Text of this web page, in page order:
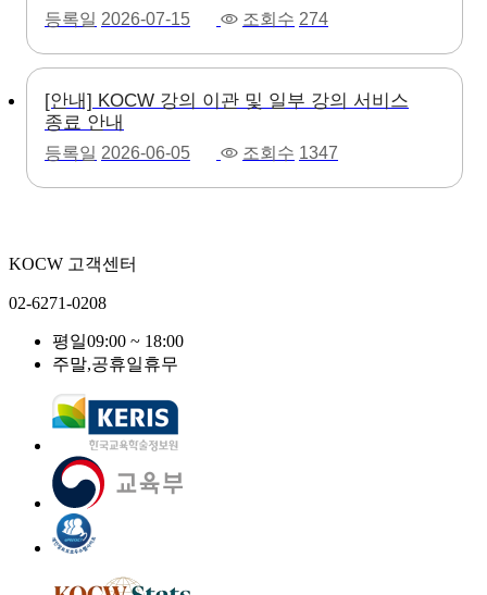
등록일 2026-07-15 조회수 274
[안내] KOCW 강의 이관 및 일부 강의 서비스
종료 안내
등록일 2026-06-05 조회수 1347
KOCW 고객센터
02-6271-0208
평일09:00 ~ 18:00
주말,공휴일휴무